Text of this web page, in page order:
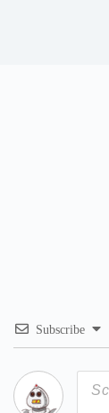
Subscribe